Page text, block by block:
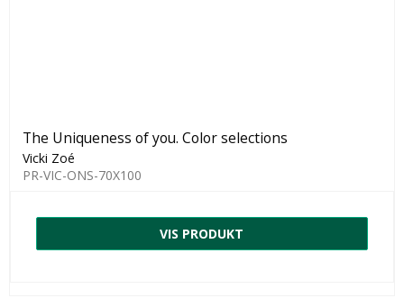
The Uniqueness of you. Color selections
Vicki Zoé
PR-VIC-ONS-70X100
VIS PRODUKT